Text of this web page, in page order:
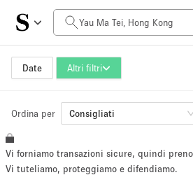
Date Altri filtri
Prezzo al giorno
HK$0
Dimensioni dello spazio
~ 13 persone
Ordina per Consigliati
Vi forniamo transazioni sicure, quindi
Vi tuteliamo, proteggiamo e difendiamo.